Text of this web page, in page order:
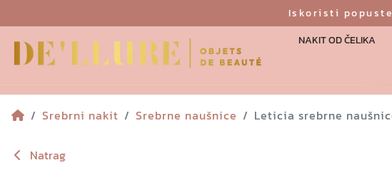
Iskoristi popuste
NAKIT OD ČELIKA
Srebrni nakit
Srebrne naušnice Leticia srebrne
Natrag